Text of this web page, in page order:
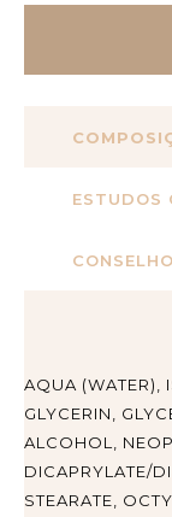
ESTUDOS
AQUA (WATER),
GLYCERIN,
ALCOHOL,
DICAPRYLATE/
STEARATE,